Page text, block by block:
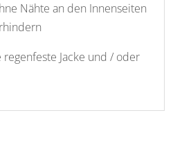
Nähte an den Innenseiten
Jacke und / oder